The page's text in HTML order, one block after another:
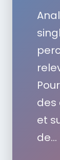
des
et
de...